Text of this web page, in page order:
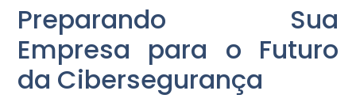
Preparando Sua
Empresa para o Futuro
da Cibersegurança